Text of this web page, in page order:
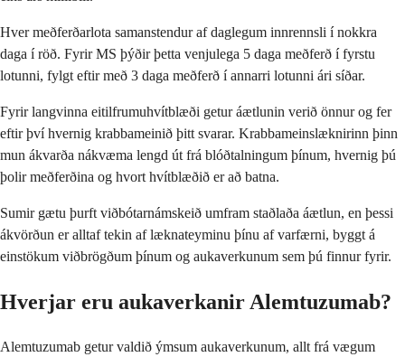
Hver meðferðarlota samanstendur af daglegum innrennsli í nokkra
daga í röð. Fyrir MS þýðir þetta venjulega 5 daga meðferð í fyrstu
lotunni, fylgt eftir með 3 daga meðferð í annarri lotunni ári síðar.
Fyrir langvinna eitilfrumuhvítblæði getur áætlunin verið önnur og fer
eftir því hvernig krabbameinið þitt svarar. Krabbameinslæknirinn þinn
mun ákvarða nákvæma lengd út frá blóðtalningum þínum, hvernig þú
þolir meðferðina og hvort hvítblæðið er að batna.
Sumir gætu þurft viðbótarnámskeið umfram staðlaða áætlun, en þessi
ákvörðun er alltaf tekin af læknateyminu þínu af varfærni, byggt á
einstökum viðbrögðum þínum og aukaverkunum sem þú finnur fyrir.
Hverjar eru aukaverkanir Alemtuzumab?
Alemtuzumab getur valdið ýmsum aukaverkunum, allt frá vægum